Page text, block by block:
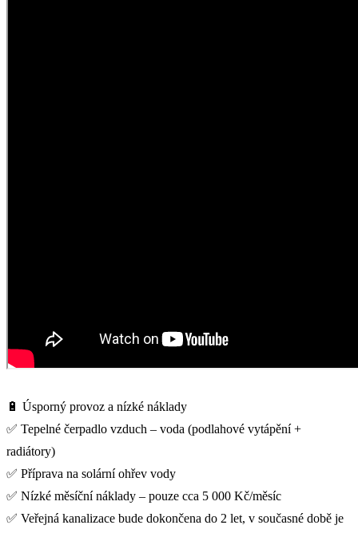
🔋 Úsporný provoz a nízké náklady
✅ Tepelné čerpadlo vzduch – voda (podlahové vytápění +
radiátory)
✅ Příprava na solární ohřev vody
✅ Nízké měsíční náklady – pouze cca 5 000 Kč/měsíc
✅ Veřejná kanalizace bude dokončena do 2 let, v současné době je